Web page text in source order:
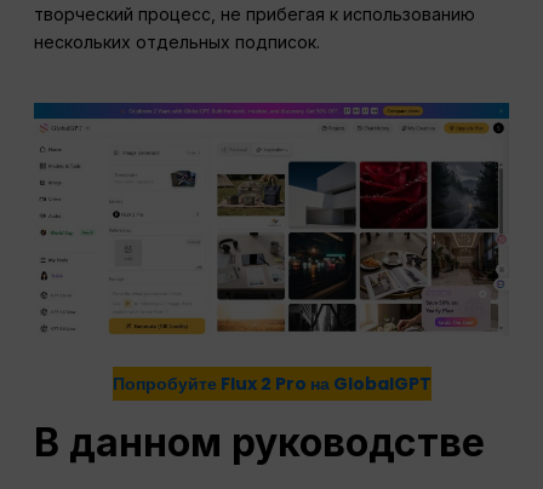
творческий процесс, не прибегая к использованию
нескольких отдельных подписок.
Попробуйте Flux 2 Pro на GlobalGPT
В данном руководстве